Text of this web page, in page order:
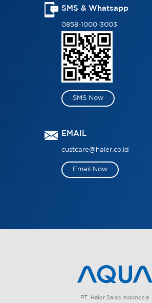
SMS & Whatsapp
0858-1000-3003
SMS Now
EMAIL
custcare@haier.co.id
Email Now
PT. Haier Sales Indonesia